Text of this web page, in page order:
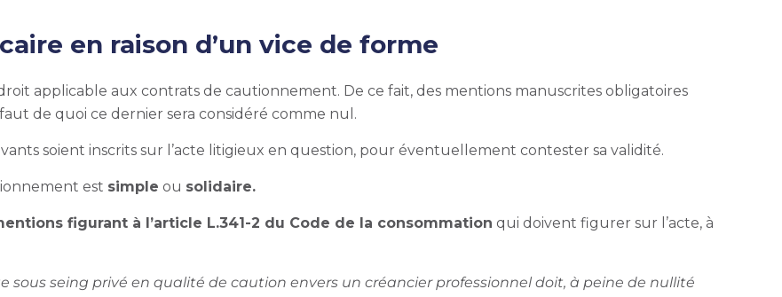
en raison d’un vice de forme
applicable aux contrats de cautionnement. De ce fait, des mentions manuscrites obligatoires
de quoi ce dernier sera considéré comme nul.
soient inscrits sur l’acte litigieux en question, pour éventuellement contester sa validité.
est simple ou solidaire.
figurant à l’article L.341-2 du Code de la consommation qui doivent figurer sur l’acte, à
sous seing privé en qualité de caution envers un créancier professionnel doit, à peine de nullité